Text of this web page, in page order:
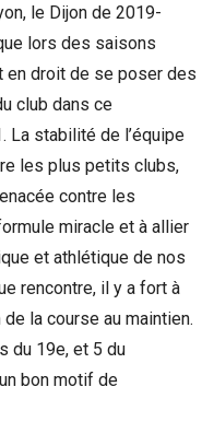
le Dijon de 2019-
lors des saisons
droit de se poser des
club dans ce
La stabilité de l’équipe
les plus petits clubs,
contre les
miracle et à allier
et athlétique de nos
rencontre, il y a fort à
la course au maintien.
du 19e, et 5 du
bon motif de